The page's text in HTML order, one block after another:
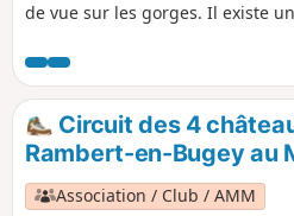
de vue sur les gorges. Il existe
avis
Circuit des 4
Rambert-en-Bugey au
Association / Club / AMM